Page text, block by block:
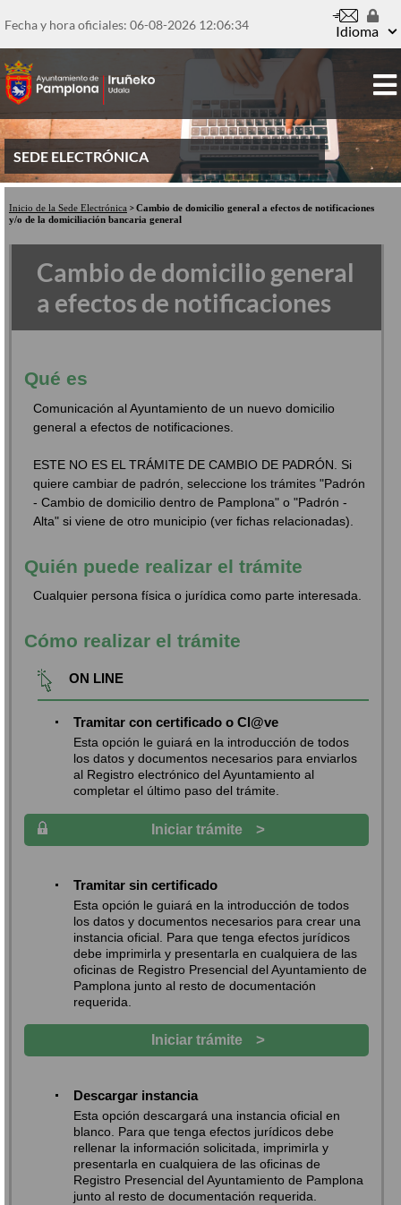
al
principal
Fecha y hora oficiales: 06-08-2026 12:06:35 Idioma
SEDE ELECTRÓNICA
Inicio de la Sede Electrónica
Cambio de domicilio general a efectos de notificaciones
y/o de la domiciliación bancaria general
Cambio de domicilio general
a efectos de notificaciones
Qué es
Comunicación al Ayuntamiento de un nuevo domicilio
general a efectos de notificaciones.
ESTE NO ES EL TRÁMITE DE CAMBIO DE PADRÓN. Si
quiere cambiar de padrón, seleccione los trámites "Padrón
- Cambio de domicilio dentro de Pamplona" o "Padrón -
Alta" si viene de otro municipio (ver fichas relacionadas).
Quién puede realizar el trámite
Cualquier persona física o jurídica como parte interesada.
Cómo realizar el trámite
ON LINE
Tramitar con certificado o Cl@ve
Esta opción le guiará en la introducción de todos
los datos y documentos necesarios para enviarlos
al Registro electrónico del Ayuntamiento al
completar el último paso del trámite.
Iniciar trámite >
Tramitar sin certificado
Esta opción le guiará en la introducción de todos
los datos y documentos necesarios para crear una
instancia oficial. Para que tenga efectos jurídicos
debe imprimirla y presentarla en cualquiera de las
oficinas de Registro Presencial del Ayuntamiento de
Pamplona junto al resto de documentación
requerida.
Iniciar trámite >
Descargar instancia
Esta opción descargará una instancia oficial en
blanco. Para que tenga efectos jurídicos debe
rellenar la información solicitada, imprimirla y
presentarla en cualquiera de las oficinas de
Registro Presencial del Ayuntamiento de Pamplona
junto al resto de documentación requerida.